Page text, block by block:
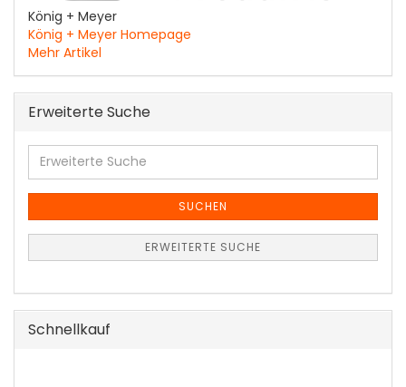
König + Meyer
König + Meyer Homepage
Mehr Artikel
Erweiterte Suche
Erweiterte
Suche
SUCHEN
ERWEITERTE SUCHE
Schnellkauf